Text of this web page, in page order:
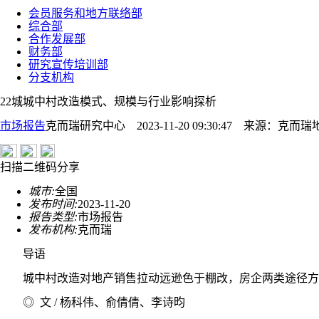
会员服务和地方联络部
综合部
合作发展部
财务部
研究宣传培训部
分支机构
22城城中村改造模式、规模与行业影响探析
市场报告克而瑞研究中心 2023-11-20 09:30:47 来源： 克而瑞
扫描二维码分享
城市:全国
发布时间:2023-11-20
报告类型:市场报告
发布机构:克而瑞
导语
城中村改造对地产销售拉动远逊色于棚改，房企两类途径方
◎ 文 / 杨科伟、俞倩倩、李诗昀